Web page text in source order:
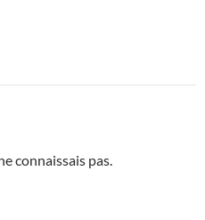
connaissais pas.